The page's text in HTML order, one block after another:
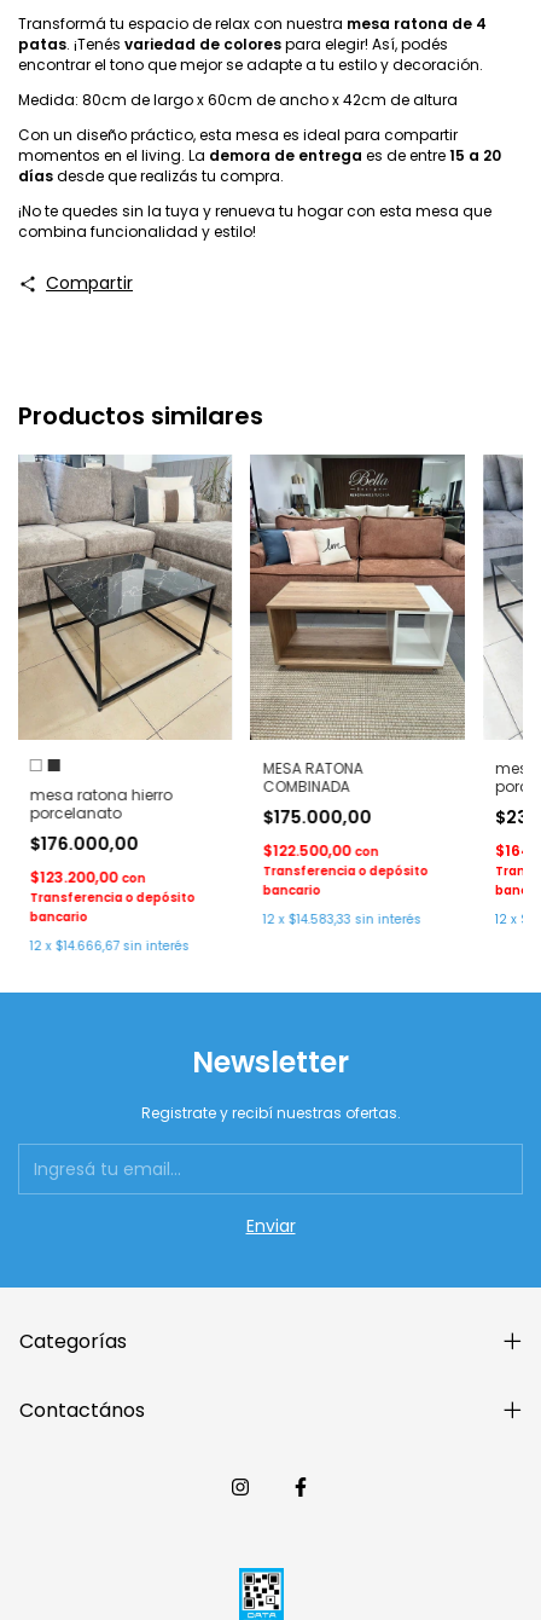
Transformá tu espacio de relax con nuestra mesa ratona de 4
patas. ¡Tenés variedad de colorespara elegir! Así, podés
encontrar el tono que mejor se adapte a tu estilo y decoración.
Medida: 80cm de largo x 60cm de ancho x 42cm de altura
Con un diseño práctico, esta mesa es ideal para compartir
momentos en el living. La demora de entrega es de entre15 a 20
díasdesde que realizás tu compra.
¡No te quedes sin la tuya y renueva tu hogar con esta mesa que
combina funcionalidad y estilo!
Compartir
Productos similares
mesa ratona hierro
porcelanato
$176.000,00
$123.200,00 con
Transferencia o depósito
bancario
12 x $14.666,67 sin interés
MESA RATONA
COMBINADA
$175.000,00
$122.500,00 con
Transferencia o depósito
bancario
12 x $14.583,33 sin interés
mesa
12 x
Newsletter
Registrate y recibí nuestras ofertas.
Categorías
Contactános